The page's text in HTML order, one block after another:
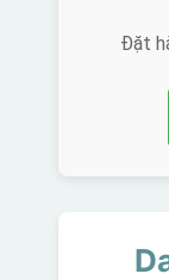
Đặt